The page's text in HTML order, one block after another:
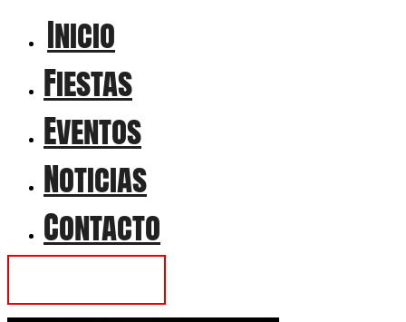
Inicio
Fiestas
Eventos
Noticias
Contacto